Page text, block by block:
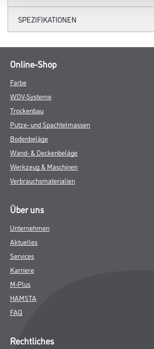
SPEZIFIKATIONEN
Online-Shop
Farbe
WDV-Systeme
Trockenbau
Putze- und Spachtelmassen
Bodenbeläge
Wand- & Deckenbeläge
Werkzeug & Maschinen
Verbrauchsmaterialien
Über uns
Unternehmen
Aktuelles
Services
Karriere
M-Plus
HAMSTA
FAQ
Rechtliches